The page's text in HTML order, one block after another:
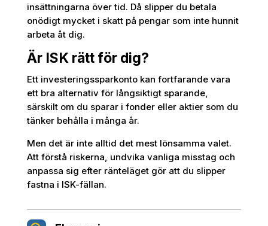
insättningarna över tid. Då slipper du betala
onödigt mycket i skatt på pengar som inte hunnit
arbeta åt dig.
Är ISK rätt för dig?
Ett investeringssparkonto kan fortfarande vara
ett bra alternativ för långsiktigt sparande,
särskilt om du sparar i fonder eller aktier som du
tänker behålla i många år.
Men det är inte alltid det mest lönsamma valet.
Att förstå riskerna, undvika vanliga misstag och
anpassa sig efter ränteläget gör att du slipper
fastna i ISK-fällan.